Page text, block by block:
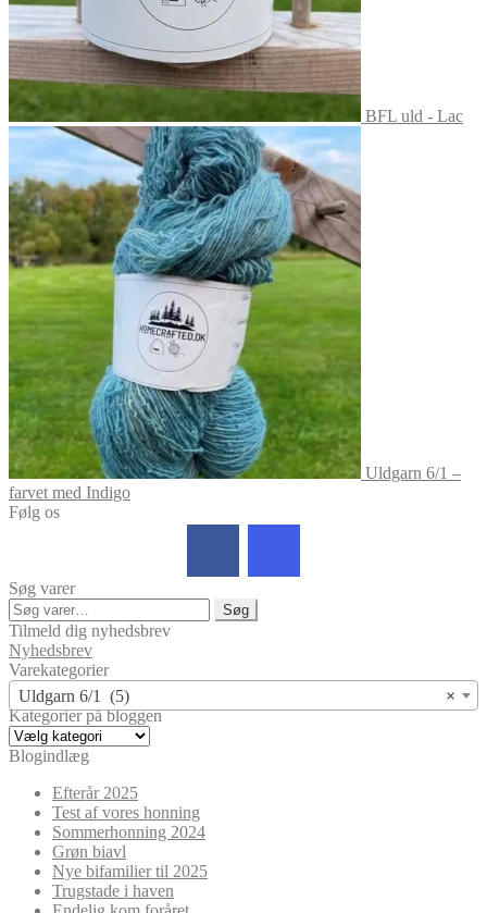
BFL uld - Lac
Uldgarn 6/1 –
farvet med Indigo
Følg os
Søg varer
Søg
efter:
Søg
Tilmeld dig nyhedsbrev
Nyhedsbrev
Varekategorier
×
Uldgarn 6/1 (5)
Kategorier på bloggen
Kategorier
på
Blogindlæg
Efterår 2025
Test af vores honning
Sommerhonning 2024
Grøn biavl
Nye bifamilier til 2025
Trugstade i haven